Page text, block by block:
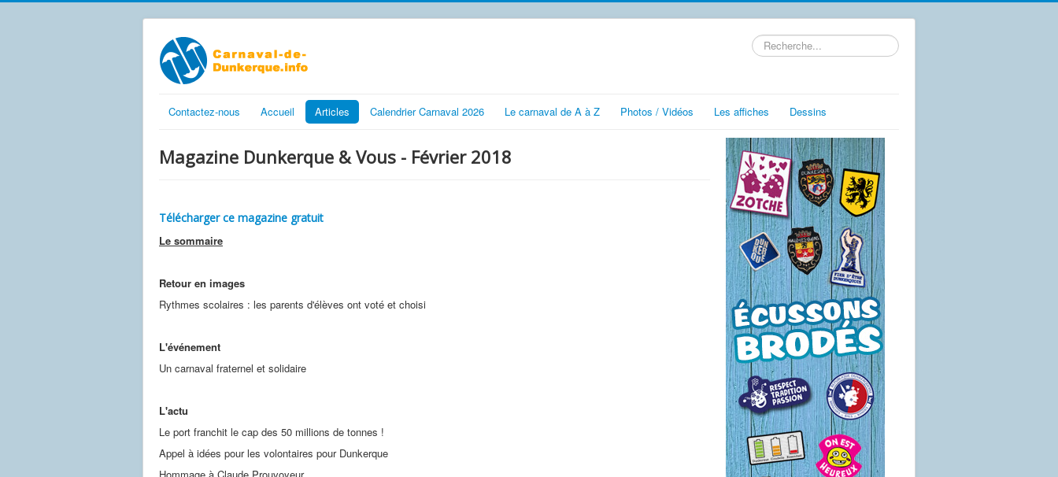
Rechercher
Contactez-nous Accueil Articles Calendrier Carnaval 2026 Le carnaval de A à Z Photos / Vidéos Les affiches Dessins
Magazine Dunkerque & Vous - Février 2018
Télécharger ce magazine gratuit
Le sommaire
Retour en images
Rythmes scolaires : les parents d'élèves ont voté et choisi
L'événement
Un carnaval fraternel et solidaire
L'actu
Le port franchit le cap des 50 millions de tonnes !
Appel à idées pour les volontaires pour Dunkerque